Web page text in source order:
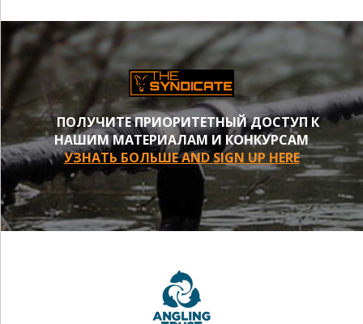
ПОЛУЧИТЕ ПРИОРИТЕТНЫЙ ДОСТУП К
НАШИМ МАТЕРИАЛАМ И КОНКУРСАМ
УЗНАТЬ БОЛЬШЕ AND SIGN UP HERE